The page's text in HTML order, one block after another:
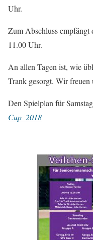
Uhr.
Zum Abschluss empfängt
11.00 Uhr.
An allen Tagen ist, wie
Trank gesorgt. Wir freuen
Den Spielplan für
Cup_2018